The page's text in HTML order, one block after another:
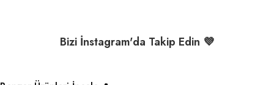
Bizi İnstagram'da Takip Edin 💜